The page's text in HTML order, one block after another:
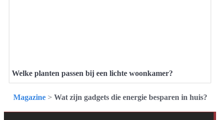
Welke planten passen bij een lichte woonkamer?
Magazine> Wat zijn gadgets die energie besparen in huis?